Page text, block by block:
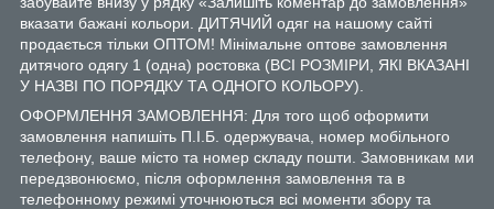
вказати бажані кольори. ДИТЯЧИЙ одяг на нашому сайті
продається тільки ОПТОМ! Мінімальне оптове замовлення
дитячого одягу 1 (одна) ростовка (ВСІ РОЗМІРИ, ЯКІ ВКАЗАНІ
У НАЗВІ ПО ПОРЯДКУ ТА ОДНОГО КОЛЬОРУ).
ОФОРМЛЕННЯ ЗАМОВЛЕННЯ: Для того щоб оформити
замовлення напишіть П.І.Б. одержувача, номер мобільного
телефону, ваше місто та номер складу пошти. Замовникам ми
передзвонюємо, після оформлення замовлення та в
телефонному режимі уточнюються всі моменти збору та